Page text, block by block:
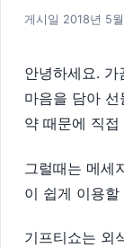
게시일 2018년 5
안녕하세요.
마음을 담아
약 때문에 직
그럴때는 메세
이 쉽게 이용
기프티쇼는 외